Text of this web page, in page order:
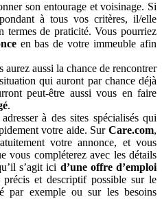
son entourage et voisinage. Si
à tous vos critères, il/elle
termes de praticité. Vous pourriez
en bas de votre immeuble afin
aussi la chance de rencontrer
qui auront par chance déjà
peut-être aussi vous en faire
.
à des sites spécialisés qui
votre aide. Sur Care.com,
votre annonce, et vous
vous compléterez avec les détails
s’agit ici d’une offre d’emploi
et descriptif possible sur le
par exemple ou sur les besoins